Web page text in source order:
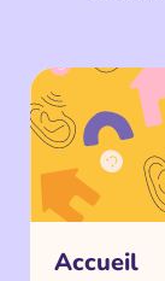
Accueil